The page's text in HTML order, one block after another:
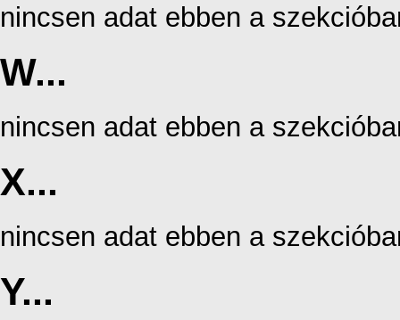
nincsen adat ebben a
W...
nincsen adat ebben a
X...
nincsen adat ebben a
Y...